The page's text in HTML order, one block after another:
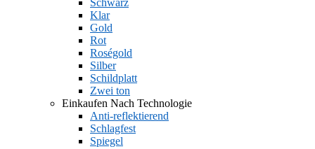
Schwarz
Klar
Gold
Rot
Roségold
Silber
Schildplatt
Zwei ton
Einkaufen Nach Technologie
Anti-reflektierend
Schlagfest
Spiegel